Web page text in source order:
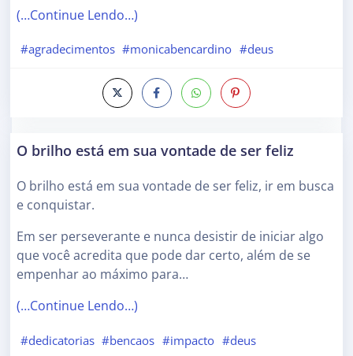
(…Continue Lendo…)
#agradecimentos #monicabencardino #deus
O brilho está em sua vontade de ser feliz
O brilho está em sua vontade de ser feliz, ir em busca
e conquistar.
Em ser perseverante e nunca desistir de iniciar algo
que você acredita que pode dar certo, além de se
empenhar ao máximo para…
(…Continue Lendo…)
#dedicatorias #bencaos #impacto #deus